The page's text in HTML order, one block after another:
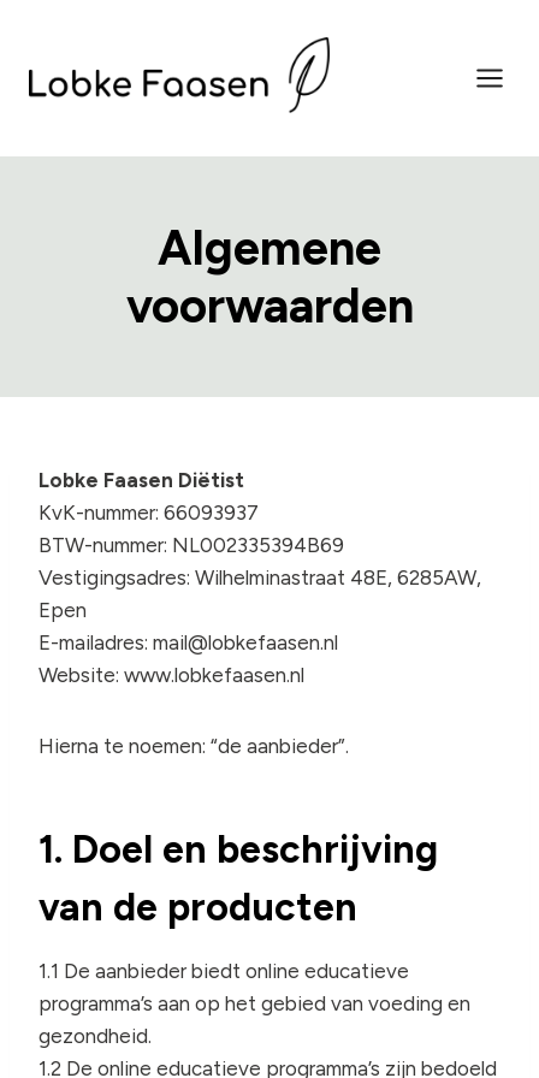
inhoud
Algemene
voorwaarden
Lobke Faasen Diëtist
KvK-nummer: 66093937
BTW-nummer: NL002335394B69
Vestigingsadres: Wilhelminastraat 48E, 6285AW,
Epen
E-mailadres: mail@lobkefaasen.nl
Website: www.lobkefaasen.nl
Hierna te noemen: “de aanbieder”.
1. Doel en beschrijving
van de producten
1.1 De aanbieder biedt online educatieve
programma’s aan op het gebied van voeding en
gezondheid.
1.2 De online educatieve programma’s zijn bedoeld